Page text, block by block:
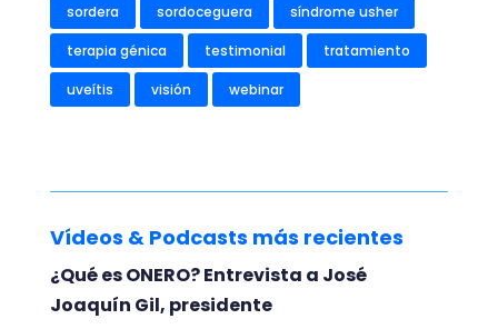
sordera sordoceguera síndrome usher
terapia génica testimonial tratamiento
uveítis visión webinar
Vídeos & Podcasts más recientes
¿Qué es ONERO? Entrevista a José
Joaquín Gil, presidente